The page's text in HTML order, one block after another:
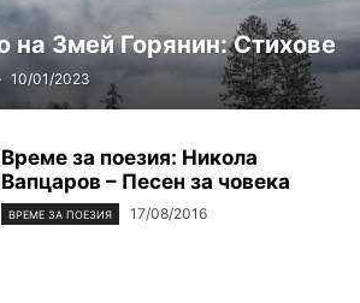
на Змей Горянин: Стихове
10/01/2023
Време за поезия: Никола
Вапцаров – Песен за човека
ВРЕМЕ ЗА ПОЕЗИЯ 17/08/2016